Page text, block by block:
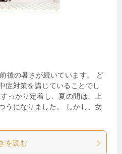
後の暑さが続いています。 ど
症対策を講じていることでし
っかり定着し、夏の間は、上
うになりました。 しかし、女
を読む